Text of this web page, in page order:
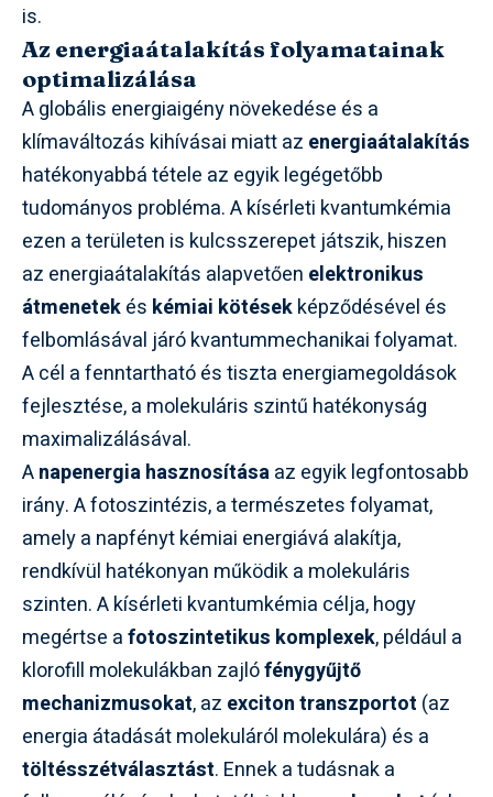
is.
Az energiaátalakítás folyamatainak
optimalizálása
A globális energiaigény növekedése és a
klímaváltozás kihívásai miatt az energiaátalakítás
hatékonyabbá tétele az egyik legégetőbb
tudományos probléma. A kísérleti kvantumkémia
ezen a területen is kulcsszerepet játszik, hiszen
az energiaátalakítás alapvetően elektronikus
átmenetekés kémiai kötésekképződésével és
felbomlásával járó kvantummechanikai folyamat.
A cél a fenntartható és tiszta energiamegoldások
fejlesztése, a molekuláris szintű hatékonyság
maximalizálásával.
Anapenergia hasznosításaaz egyik legfontosabb
irány. A fotoszintézis, a természetes folyamat,
amely a napfényt kémiai energiává alakítja,
rendkívül hatékonyan működik a molekuláris
szinten. A kísérleti kvantumkémia célja, hogy
megértse afotoszintetikus komplexek, például a
klorofill molekulákban zajlófénygyűjtő
mechanizmusokat, az exciton transzportot (az
energia átadását molekuláról molekulára) és a
töltésszétválasztást. Ennek a tudásnak a